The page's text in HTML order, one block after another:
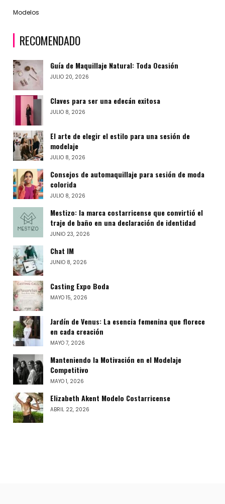
Modelos
RECOMENDADO
Guía de Maquillaje Natural: Toda Ocasión
JULIO 20, 2026
Claves para ser una edecán exitosa
JULIO 8, 2026
El arte de elegir el estilo para una sesión de
modelaje
JULIO 8, 2026
Consejos de automaquillaje para sesión de moda
colorida
JULIO 8, 2026
Mestizo: la marca costarricense que convirtió el
traje de baño en una declaración de identidad
JUNIO 23, 2026
Chat IM
JUNIO 8, 2026
Casting Expo Boda
MAYO 15, 2026
Jardín de Venus: La esencia femenina que florece
en cada creación
MAYO 7, 2026
Manteniendo la Motivación en el Modelaje
Competitivo
MAYO 1, 2026
Elizabeth Akent Modelo Costarricense
ABRIL 22, 2026